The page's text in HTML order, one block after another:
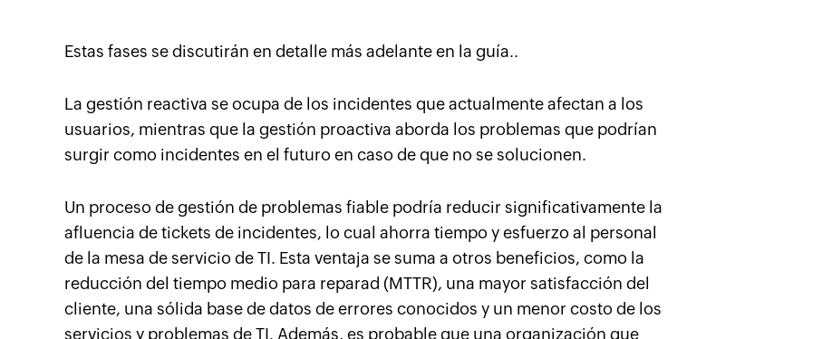
Estas fases se discutirán en detalle más adelante en la guía..
La gestión reactiva se ocupa de los incidentes que actualmente afectan a los
usuarios, mientras que la gestión proactiva aborda los problemas que podrían
surgir como incidentes en el futuro en caso de que no se solucionen.
Un proceso de gestión de problemas fiable podría reducir significativamente la
afluencia de tickets de incidentes, lo cual ahorra tiempo y esfuerzo al personal
de la mesa de servicio de TI. Esta ventaja se suma a otros beneficios, como la
reducción del tiempo medio para reparad (MTTR), una mayor satisfacción del
cliente, una sólida base de datos de errores conocidos y un menor costo de los
servicios y problemas de TI. Además, es probable que una organización que